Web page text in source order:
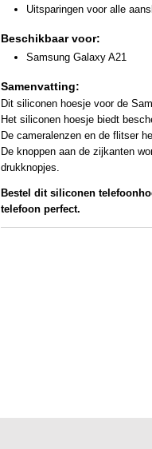
Uitsparingen voor alle
Beschikbaar voor:
Samsung Galaxy A21
Samenvatting:
Dit siliconen hoesje voor de
Het siliconen hoesje biedt
De cameralenzen en de flitser
De knoppen aan de zijkanten
drukknopjes.
Bestel dit siliconen
telefoon perfect.